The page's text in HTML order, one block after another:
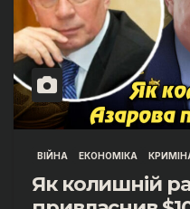
ВІЙНА ЕКОНОМІКА
Як колишній